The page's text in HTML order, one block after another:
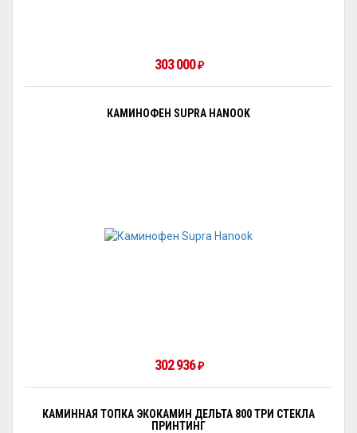
303 000 ₽
КАМИНОФЕН SUPRA HANOOK
302 936 ₽
КАМИННАЯ ТОПКА ЭКОКАМИН ДЕЛЬТА 800 ТРИ СТЕКЛА
ПРИНТИНГ